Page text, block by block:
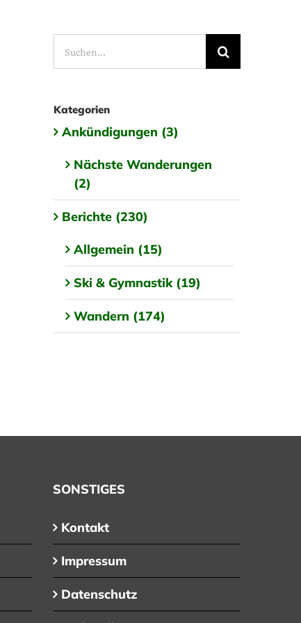
nach:
Kategorien
Ankündigungen (3)
Nächste Wanderungen
(2)
Berichte (230)
Allgemein (15)
Ski & Gymnastik (19)
Wandern (174)
SONSTIGES
Kontakt
Impressum
Datenschutz